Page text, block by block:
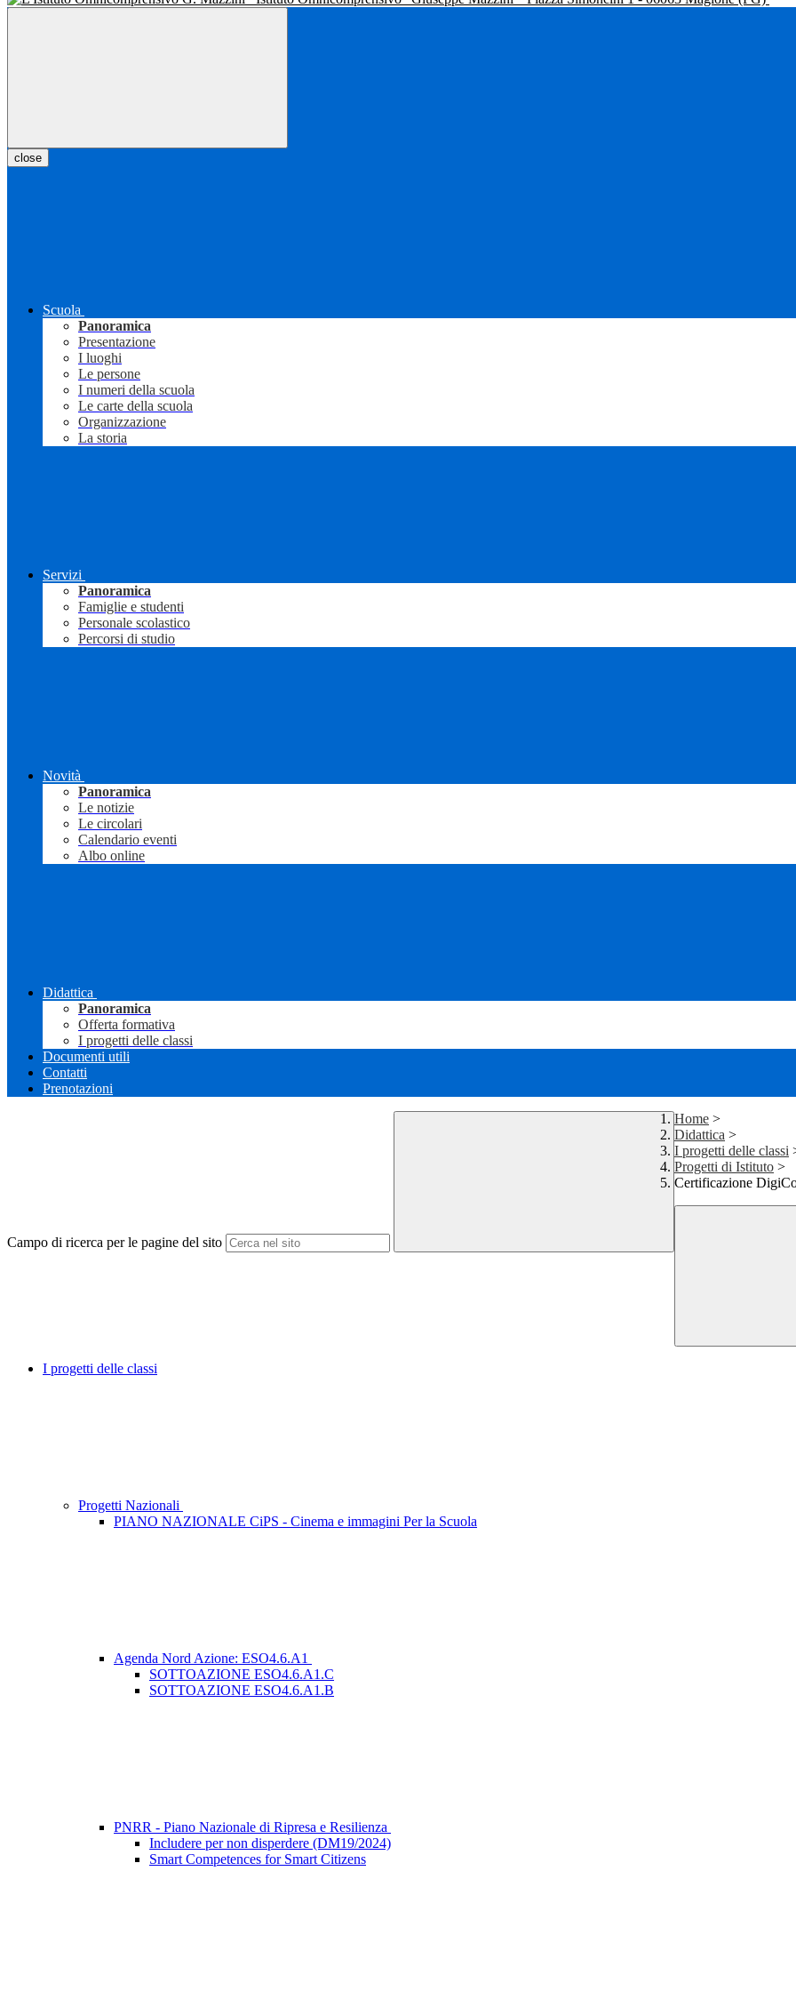
close
Scuola
Panoramica
Presentazione
I luoghi
Le persone
I numeri della scuola
Le carte della scuola
Organizzazione
La storia
Servizi
Panoramica
Famiglie e studenti
Personale scolastico
Percorsi di studio
Novità
Panoramica
Le notizie
Le circolari
Calendario eventi
Albo online
Didattica
Panoramica
Offerta formativa
I progetti delle classi
Documenti utili
Contatti
Prenotazioni
Campo di ricerca per le pagine del sito
Home >
Didattica >
I progetti delle classi
Progetti di Istituto >
Certificazione
I progetti delle classi
Progetti Nazionali
PIANO NAZIONALE CiPS - Cinema e immagini Per la Scuola
Agenda Nord Azione: ESO4.6.A1
SOTTOAZIONE ESO4.6.A1.C
SOTTOAZIONE ESO4.6.A1.B
PNRR - Piano Nazionale di Ripresa e Resilienza
Includere per non disperdere (DM19/2024)
Smart Competences for Smart Citizens